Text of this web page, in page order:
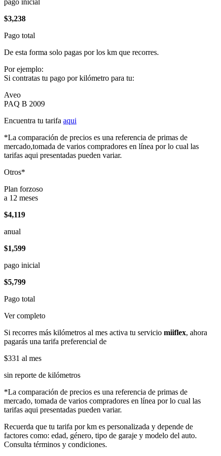
$3,238
Pago total
De esta forma solo pagas por los km que recorres.
Por ejemplo:
Si contratas tu pago por kilómetro para tu:
Aveo
PAQ B 2009
Encuentra tu tarifa aqui
*La comparación de precios es una referencia de primas de
mercado,tomada de varios compradores en línea por lo cual las
tarifas aqui presentadas pueden variar.
Otros*
Plan forzoso
a 12 meses
$4,119
anual
$1,599
pago inicial
$5,799
Pago total
Ver completo
Si recorres más kilómetros al mes activa tu servicio miiflex, ahora
pagarás una tarifa preferencial de
$331 al mes
sin reporte de kilómetros
*La comparación de precios es una referencia de primas de
mercado, tomada de varios compradores en línea por lo cual las
tarifas aqui presentadas pueden variar.
Recuerda que tu tarifa por km es personalizada y depende de
factores como: edad, género, tipo de garaje y modelo del auto.
Consulta términos y condiciones.